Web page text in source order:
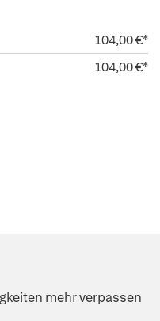
104,00 €*
104,00 €*
mehr verpassen